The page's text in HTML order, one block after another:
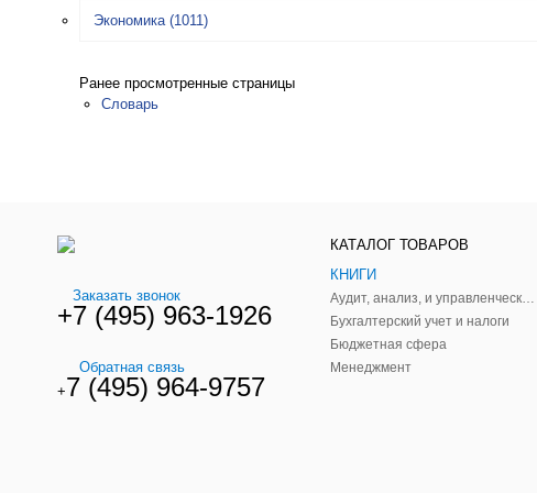
Экономика (1011)
Ранее просмотренные страницы
Словарь
Заказать звонок
+7 (495) 963-1926
Обратная связь
+7 (495) 964-9757
КАТАЛОГ ТОВАРОВ
КНИГИ
Бухгалтерский учет и налоги
Бюджетная сфера
Менеджмент